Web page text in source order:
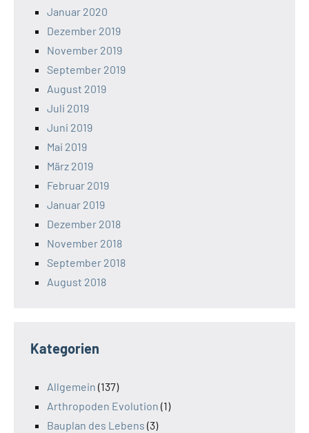
Januar 2020
Dezember 2019
November 2019
September 2019
August 2019
Juli 2019
Juni 2019
Mai 2019
März 2019
Februar 2019
Januar 2019
Dezember 2018
November 2018
September 2018
August 2018
Kategorien
Allgemein (137)
Arthropoden Evolution (1)
Bauplan des Lebens (3)